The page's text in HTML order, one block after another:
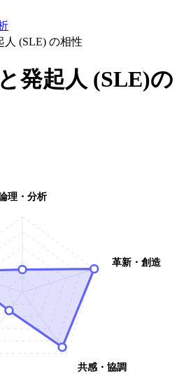
人 (SLE) の相性
と発起人 (SLE)の
理・分析
革新・創造
共感・協調